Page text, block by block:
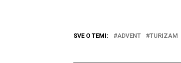
SVE O TEMI: ADVENT TURIZAM